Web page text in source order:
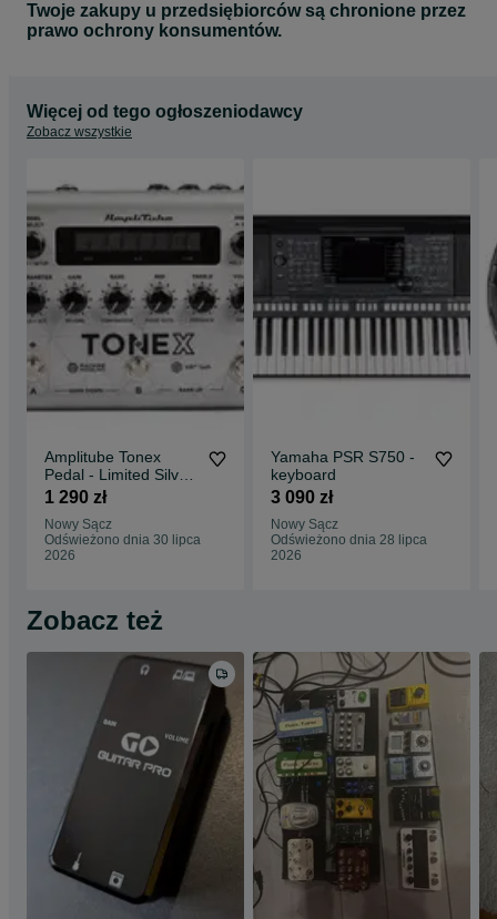
Twoje zakupy u przedsiębiorców są chronione przez
prawo ochrony konsumentów.
Więcej od tego ogłoszeniodawcy
Zobacz wszystkie
Amplitube Tonex
Pedal - Limited Silver
Edition
1 290 zł
Nowy Sącz
Odświeżono dnia 30 lipca
2026
Yamaha PSR S750 -
keyboard
3 090 zł
Nowy Sącz
Odświeżono dnia 28 lipca
2026
Zobacz też